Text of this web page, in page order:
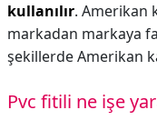
kullanılır. Amerikan
markadan markaya
şekillerde Amerikan
Pvc fitili ne işe